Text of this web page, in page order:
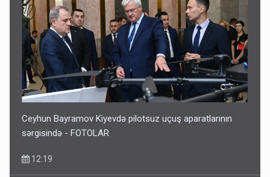
Ceyhun Bayramov Kiyevdə pilotsuz uçuş aparatlarının
sərgisində - FOTOLAR
12:19